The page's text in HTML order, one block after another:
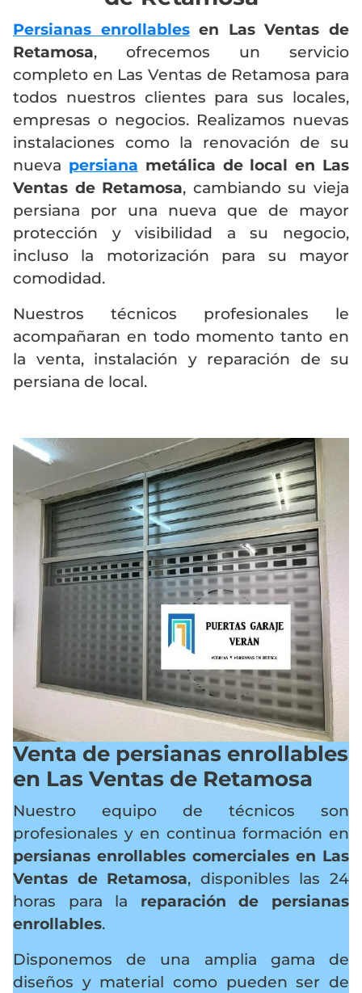
Persianas enrollablesen Las Ventas de
Retamosa, ofrecemos un servicio
completo en Las Ventas de Retamosa para
todos nuestros clientes para sus locales,
empresas o negocios. Realizamos nuevas
instalaciones como la renovación de su
nueva persiana metálica de local en Las
Ventas de Retamosa, cambiando su vieja
persiana por una nueva que de mayor
protección y visibilidad a su negocio,
incluso la motorización para su mayor
comodidad.
Nuestros técnicos profesionales le
acompañaran en todo momento tanto en
la venta, instalación y reparación de su
persiana de local.
Venta de persianas enrollables
en Las Ventas de Retamosa
Nuestro equipo de técnicos son
profesionales y en continua formación en
persianas enrollables comerciales en Las
Ventas de Retamosa, disponibles las 24
horas para la reparación de persianas
enrollables.
Disponemos de una amplia gama de
diseños y material como pueden ser de